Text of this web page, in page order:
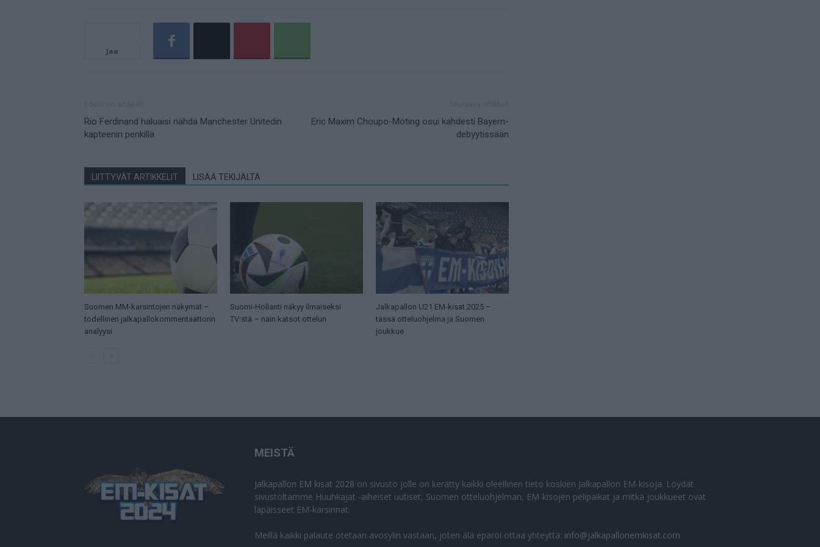
Jaa
Rio Ferdinand haluaisi nähdä Manchester Unitedin
kapteenin penkillä
Eric Maxim Choupo-Moting osui kahdesti Bayern-
debyytissään
LIITTYVÄT ARTIKKELIT LISÄÄ TEKIJÄLTÄ
Suomen MM-karsintojen näkymät –
todellinen jalkapallokommentaattorin
analyysi
Suomi-Hollanti näkyy ilmaiseksi
TV:stä – näin katsot ottelun
Jalkapallon U21 EM-kisat 2025 –
tässä otteluohjelma ja Suomen
joukkue
MEISTÄ
Jalkapallon EM kisat 2028 on sivusto jolle on kerätty kaikki oleellinen tieto koskien Jalkapallon EM-kisoja. Löydät
sivustoltamme Huuhkajat -aiheiset uutiset, Suomen otteluohjelman, EM-kisojen pelipaikat ja mitkä joukkueet ovat
läpäisseet EM-karsinnat.
Meillä kaikki palaute otetaan avosylin vastaan, joten älä epäröi ottaa yhteyttä: info@jalkapallonemkisat.com